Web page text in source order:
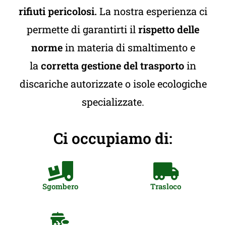
rifiuti pericolosi. La nostra esperienza ci
permette di garantirti ilrispetto delle
normein materia di smaltimento e
la corretta gestione del trasportoin
discariche autorizzate o isole ecologiche
specializzate.
Ci occupiamo di:
Sgombero Trasloco